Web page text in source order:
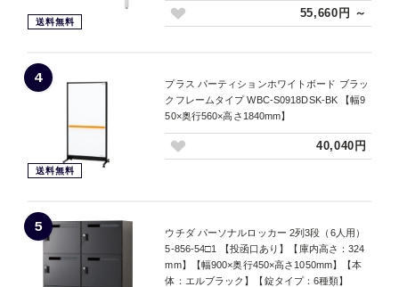
送料無料
55,660円 ～
4
送料無料
プラス パーティションホワイトボード ブラッ
クフレームタイプ WBC-S0918DSK-BK 【幅9
50×奥行560×高さ1840mm】
40,040円
5
ウチダ パーソナルロッカー 2列3段（6人用）
5-856-54□1 【投函口あり】【庫内高さ：324
mm】【幅900×奥行450×高さ1050mm】【本
体：エルブラック】【錠タイプ：6種類】